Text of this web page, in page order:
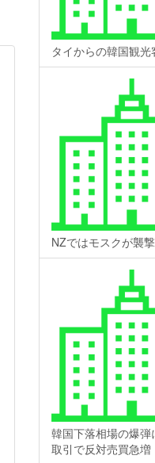
タイからの韓国観
NZではモスクが襲
韓国下落相場の爆
取引で反対売買急増